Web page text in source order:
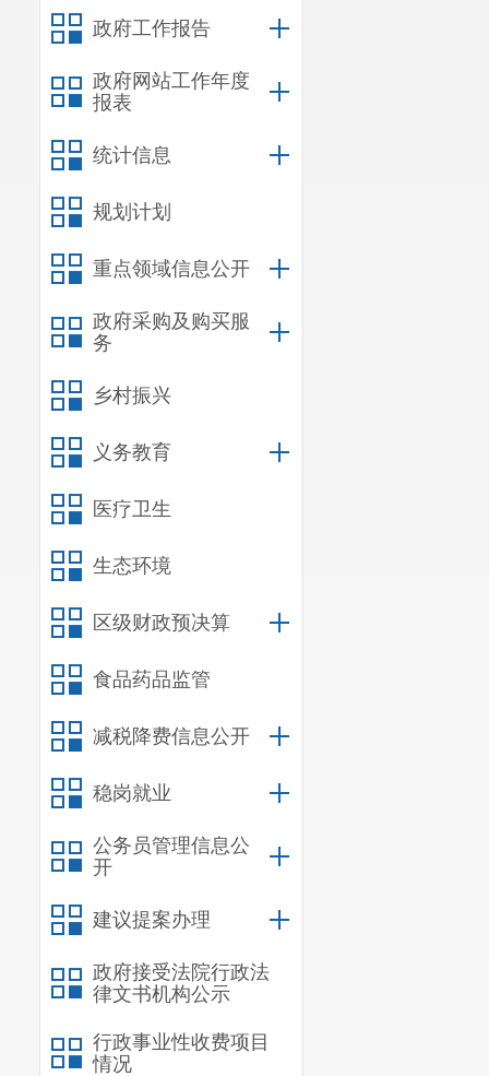
政府工作报告
政府网站工作年度
报表
统计信息
规划计划
重点领域信息公开
政府采购及购买服
务
乡村振兴
义务教育
医疗卫生
生态环境
区级财政预决算
食品药品监管
减税降费信息公开
稳岗就业
公务员管理信息公
开
建议提案办理
政府接受法院行政法
律文书机构公示
行政事业性收费项目
情况